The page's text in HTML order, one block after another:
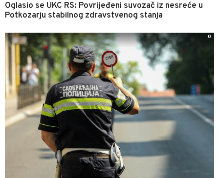
Oglasio se UKC RS: Povrijeđeni suvozač iz nesreće u
Potkozarju stabilnog zdravstvenog stanja
0